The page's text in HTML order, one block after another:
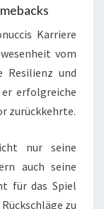
Karriere
vom
Resilienz und
erfolgreiche
zurückkehrte.
nur seine
auch seine
für das Spiel
zu